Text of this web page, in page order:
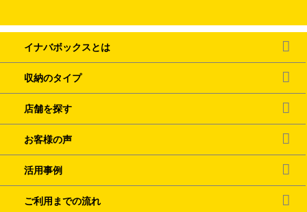
イナバボックスとは
収納のタイプ
店舗を探す
お客様の声
活用事例
ご利用までの流れ